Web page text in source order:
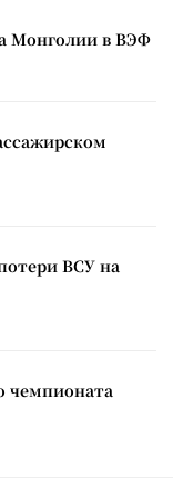
Монголии в ВЭФ
ВСУ на
чемпионата